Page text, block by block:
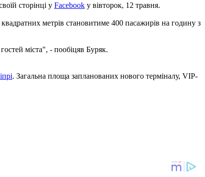
сторінці у Facebook у вівторок, 12 травня.
метрів становитиме 400 пасажирів на годину з
міста", - пообіцяв Буряк.
. Загальна площа запланованих нового терміналу, VIP-